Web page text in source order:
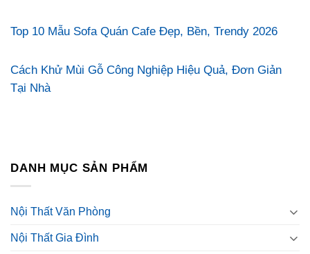
Top 10 Mẫu Sofa Quán Cafe Đẹp, Bền, Trendy 2026
Cách Khử Mùi Gỗ Công Nghiệp Hiệu Quả, Đơn Giản
Tại Nhà
DANH MỤC SẢN PHẨM
Nội Thất Văn Phòng
Nội Thất Gia Đình